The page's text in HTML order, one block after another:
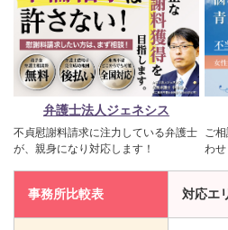
弁護士法人ジェネシス
不貞慰謝料請求に注力している弁護士
が、親身になり対応します！
ご
わせ
事務所比較表 対応エ